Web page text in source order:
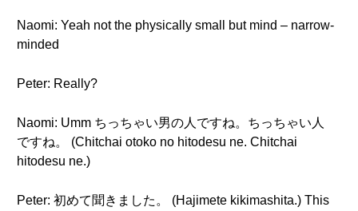
Naomi: Yeah not the physically small but mind – narrow-
minded
Peter: Really?
Naomi: Umm ちっちゃい男の人ですね。ちっちゃい人
ですね。 (Chitchai otoko no hitodesu ne. Chitchai
hitodesu ne.)
Peter: 初めて聞きました。 (Hajimete kikimashita.) This